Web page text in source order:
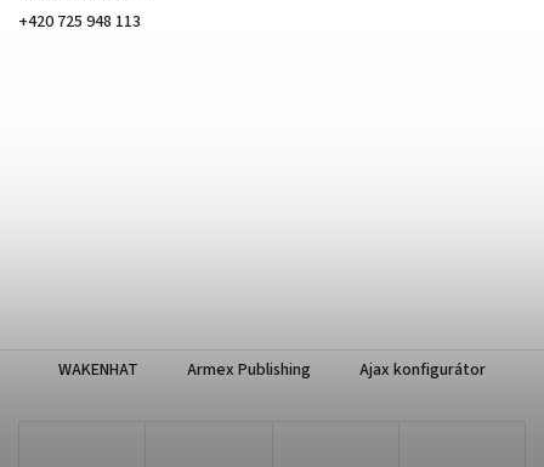
+420 725 948 113
WAKENHAT Armex Publishing Ajax konfigurátor